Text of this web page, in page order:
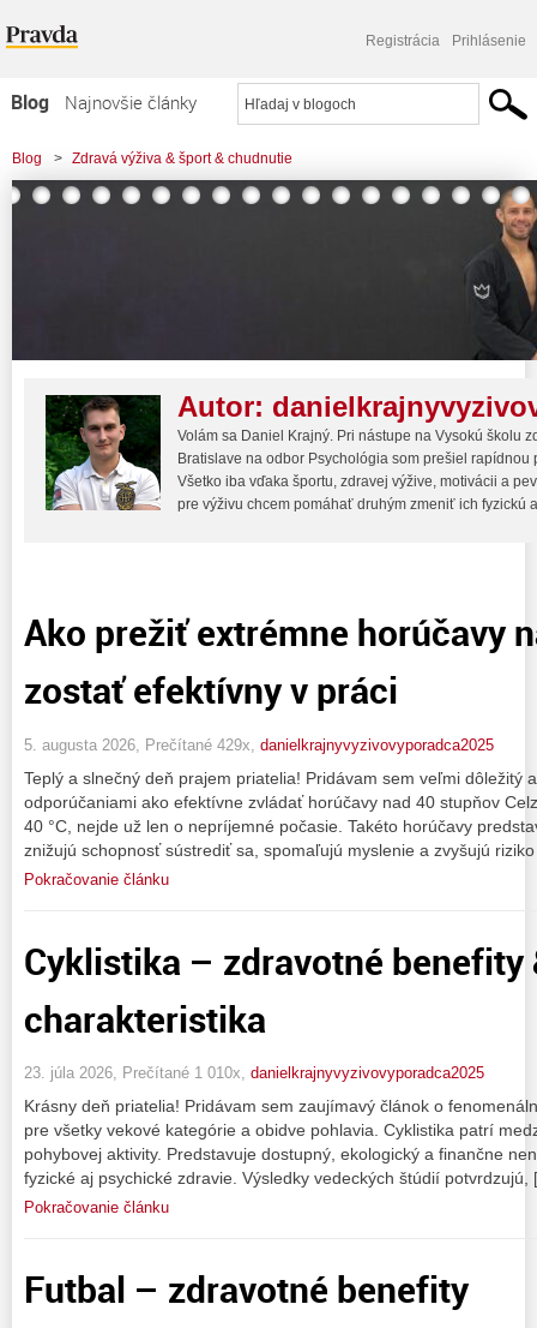
Registrácia Prihlásenie
Blog
Najnovšie články
Najčítanejšie články
Najkomentovanejšie články
Blog > Zdravá výživa & šport & chudnutie
Autor:
Volám sa Daniel Krajný. Pri nástupe na Vysokú školu
Bratislave na odbor Psychológia som prešiel rapídnou
Všetko iba vďaka športu, zdravej výžive, motivácii a
pre výživu chcem pomáhať druhým zmeniť ich fyzickú
Ako prežiť extrémne horúčavy
zostať efektívny v práci
5. augusta 2026, Prečítané 429x, danielkrajnyvyzivovyporadca2025
Teplý a slnečný deň prajem priatelia! Pridávam sem veľmi dôležitý
odporúčaniami ako efektívne zvládať horúčavy nad 40 stupňov
40 °C, nejde už len o nepríjemné počasie. Takéto horúčavy
znižujú schopnosť sústrediť sa, spomaľujú myslenie a zvyšujú
Pokračovanie článku
Cyklistika – zdravotné benefity
charakteristika
23. júla 2026, Prečítané 1 010x, danielkrajnyvyzivovyporadca2025
Krásny deň priatelia! Pridávam sem zaujímavý článok o
pre všetky vekové kategórie a obidve pohlavia. Cyklistika patrí
pohybovej aktivity. Predstavuje dostupný, ekologický a finančne
fyzické aj psychické zdravie. Výsledky vedeckých štúdií
Pokračovanie článku
Futbal – zdravotné benefity